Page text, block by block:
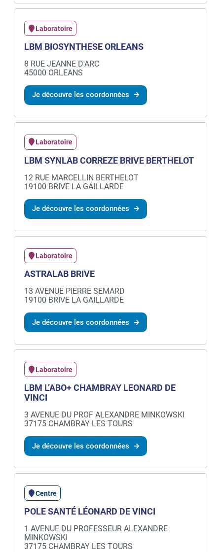
Laboratoire
LBM BIOSYNTHESE ORLEANS
8 RUE JEANNE D'ARC
45000 ORLEANS
Je découvre les coordonnées
Laboratoire
LBM SYNLAB CORREZE BRIVE BERTHELOT
12 RUE MARCELLIN BERTHELOT
19100 BRIVE LA GAILLARDE
Je découvre les coordonnées
Laboratoire
ASTRALAB BRIVE
13 AVENUE PIERRE SEMARD
19100 BRIVE LA GAILLARDE
Je découvre les coordonnées
Laboratoire
LBM L’ABO+ CHAMBRAY LEONARD DE
VINCI
3 AVENUE DU PROF ALEXANDRE MINKOWSKI
37175 CHAMBRAY LES TOURS
Je découvre les coordonnées
Centre
POLE SANTÉ LÉONARD DE VINCI
1 AVENUE DU PROFESSEUR ALEXANDRE
MINKOWSKI
37175 CHAMBRAY LES TOURS